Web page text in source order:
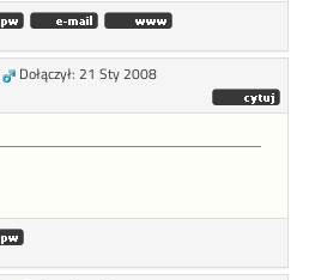
Dołączył: 21 Sty 2008